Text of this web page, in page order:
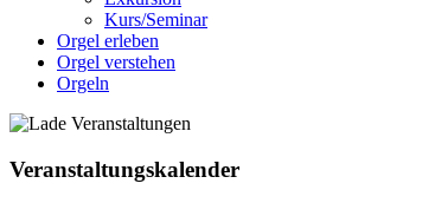
Kurs/Seminar
Orgel erleben
Orgel verstehen
Orgeln
Veranstaltungskalender